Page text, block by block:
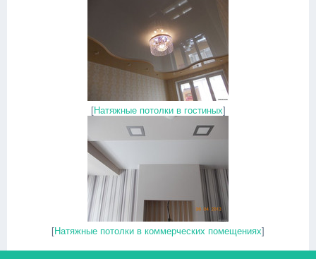
[Натяжные потолки в гостиных]
[Натяжные потолки в коммерческих помещениях]